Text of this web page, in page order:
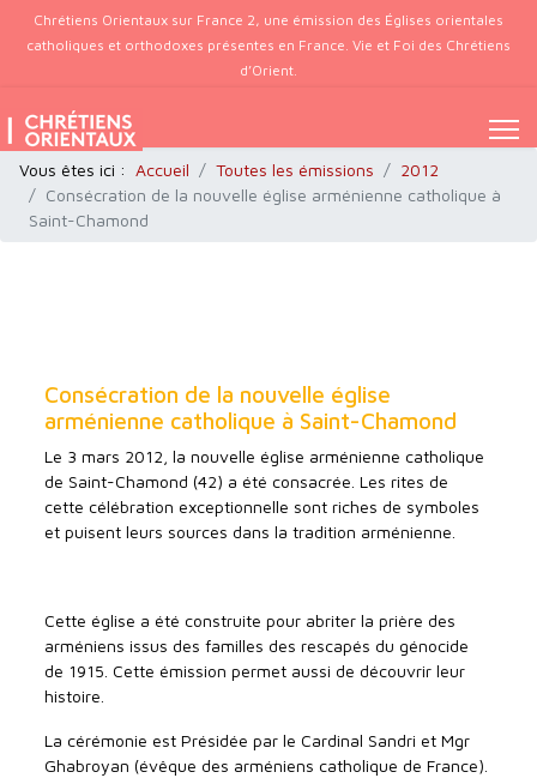
Chrétiens Orientaux sur France 2, une émission des Églises orientales
catholiques et orthodoxes présentes en France. Vie et Foi des Chrétiens
d’Orient.
Vous êtes ici : Accueil Toutes les émissions
2012
Consécration de la nouvelle église arménienne catholique à
Saint-Chamond
Consécration de la nouvelle église
arménienne catholique à Saint-Chamond
Le 3 mars 2012, la nouvelle église arménienne catholique
de Saint-Chamond (42) a été consacrée. Les rites de
cette célébration exceptionnelle sont riches de symboles
et puisent leurs sources dans la tradition arménienne.
Cette église a été construite pour abriter la prière des
arméniens issus des familles des rescapés du génocide
de 1915. Cette émission permet aussi de découvrir leur
histoire.
La cérémonie est Présidée par le Cardinal Sandri et Mgr
Ghabroyan (évêque des arméniens catholique de France).